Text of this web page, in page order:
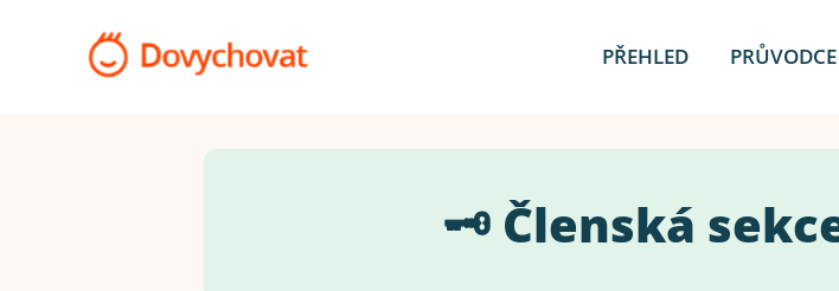
PŘEHLED
🗝️ Členská